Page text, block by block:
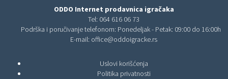
ODDO Internet prodavnica igračaka
Tel: 064 616 06 73
Podrška i poručivanje telefonom: Ponedeljak - Petak: 09:00 do 16:00h
E-mail: office@oddoigracke.rs
Uslovi korišćenja
Politika privatnosti